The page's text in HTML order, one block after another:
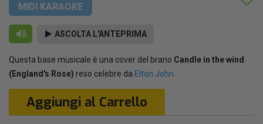
MIDI KARAOKE
ASCOLTA L'ANTEPRIMA
Questa base musicale è una cover del brano Candle in the wind
(England's Rose) reso celebre da Elton John
Aggiungi al Carrello